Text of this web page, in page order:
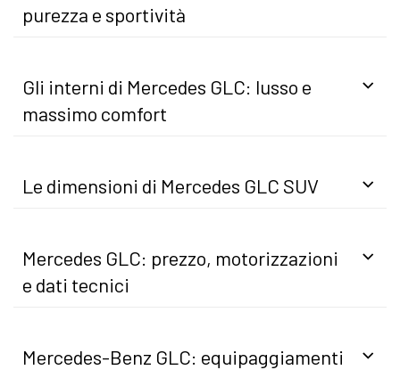
purezza e sportività
Gli interni di Mercedes GLC: lusso e
massimo comfort
Le dimensioni di Mercedes GLC SUV
Mercedes GLC: prezzo, motorizzazioni
e dati tecnici
Mercedes-Benz GLC: equipaggiamenti